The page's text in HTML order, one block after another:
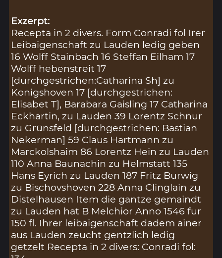
Exzerpt:
Recepta in 2 divers. Form Conradi fol Irer
Leibaigenschaft zu Lauden ledig geben
16 Wolff Stainbach 16 Steffan Eilham 17
Wolff hebenstreit 17
[durchgestrichen:Catharina Sh] zu
Konigshoven 17 [durchgestrichen:
Elisabet T], Barabara Gaisling 17 Catharina
Eckhartin, zu Lauden 39 Lorentz Schnur
zu Grünsfeld [durchgestrichen: Bastian
Nekerman] 59 Claus Hartmann zu
Marckolshaim 86 Lorentz Hein zu Lauden
110 Anna Baunachin zu Helmstatt 135
Hans Eyrich zu Lauden 187 Fritz Burwig
zu Bischovshoven 228 Anna Clinglain zu
Distelhausen Item die gantze gemaindt
zu Lauden hat B Melchior Anno 1546 fur
150 fl. Ihrer leibaigenschaft dadem ainer
aus Lauden zeucht gentzlich ledig
getzelt Recepta in 2 divers: Conradi fol: